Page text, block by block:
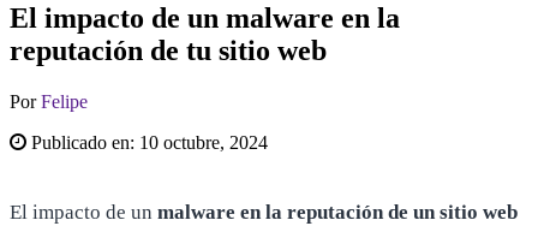
El impacto de un malware en la
reputación de tu sitio web
PorFelipe
Publicado en: 10 octubre, 2024
El impacto de un malware en la reputación de un sitio web